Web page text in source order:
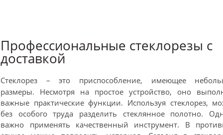
Профессиональные стеклорезы с
доставкой
Стеклорез – это приспособление, имеющее
размеры. Несмотря на простое устройство, оно
важные практические функции. Используя стеклорез,
без особого труда разделить стеклянное полотно.
важно применять качественный инструмент. В